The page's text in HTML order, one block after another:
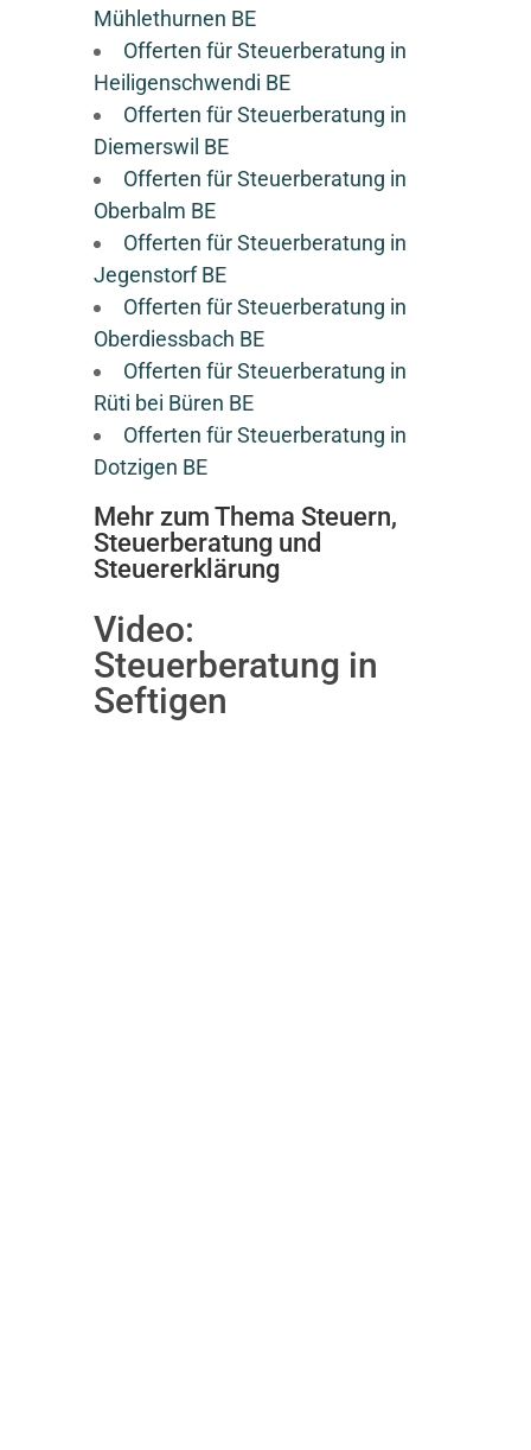
Mühlethurnen BE
Offerten für Steuerberatung in
Heiligenschwendi BE
Offerten für Steuerberatung in
Diemerswil BE
Offerten für Steuerberatung in
Oberbalm BE
Offerten für Steuerberatung in
Jegenstorf BE
Offerten für Steuerberatung in
Oberdiessbach BE
Offerten für Steuerberatung in
Rüti bei Büren BE
Offerten für Steuerberatung in
Dotzigen BE
Mehr zum Thema Steuern,
Steuerberatung und
Steuererklärung
Video:
Steuerberatung in
Seftigen